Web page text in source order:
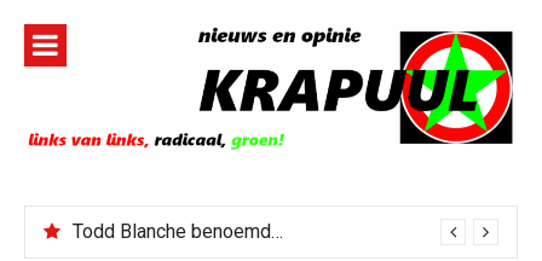
inhoud
Todd Blanche benoemd tot Attorney General